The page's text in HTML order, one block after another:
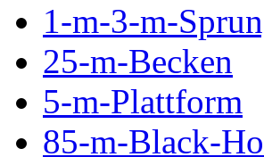
1-m-3-m-
25-m-Becken
5-m-Plattform
85-m-Black-